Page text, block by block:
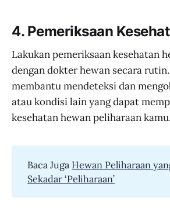
4. Pemeriksaan
Lakukan pemeriksaan kesehatan
dengan dokter hewan secara
membantu mendeteksi dan
atau kondisi lain yang dapat
kesehatan hewan peliharaan kamu.
Baca Juga Hewan Peliharaan
Sekadar ‘Peliharaan’